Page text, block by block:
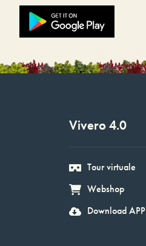
Vivero 4.0
Tour virtuale
Webshop
Download APP